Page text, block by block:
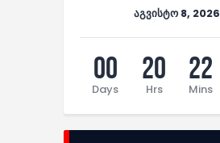
აგვისტო 8, 2026
00
Days
20
Hrs
22
Mins